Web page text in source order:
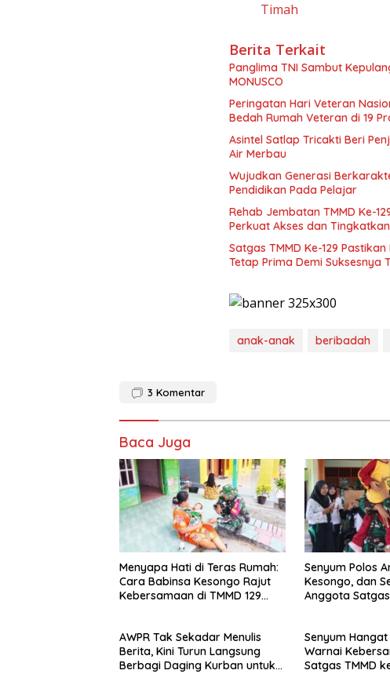
Timah
Berita Terkait
Panglima TNI Sambut
MONUSCO
Peringatan Hari Veteran
Bedah Rumah Veteran di 19
Asintel Satlap Tricakti Beri
Air Merbau
Wujudkan Generasi
Pendidikan Pada Pelajar
Rehab Jembatan TMMD Ke-
Perkuat Akses dan
Satgas TMMD Ke-129
Tetap Prima Demi Suksesnya
anak-anak beribadah
3 Komentar
Baca Juga
Menyapa Hati di Teras Rumah:
Cara Babinsa Kesongo Rajut
Kebersamaan di TMMD 129
Senyum Polos
Kesongo, dan
Anggota
AWPR Tak Sekadar Menulis
Berita, Kini Turun Langsung
Berbagi Daging Kurban untuk
Senyum
Warnai
Satgas TMMD